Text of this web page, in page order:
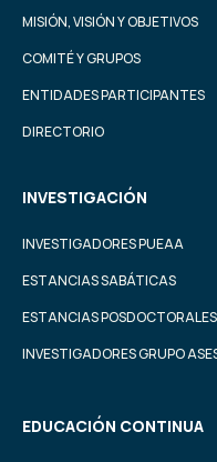
MISIÓN, VISIÓN Y OBJETIVOS
COMITÉ Y GRUPOS
ENTIDADES PARTICIPANTES
DIRECTORIO
INVESTIGACIÓN
INVESTIGADORES PUEAA
ESTANCIAS SABÁTICAS
ESTANCIAS POSDOCTORALES
INVESTIGADORES GRUPO
EDUCACIÓN CONTINUA